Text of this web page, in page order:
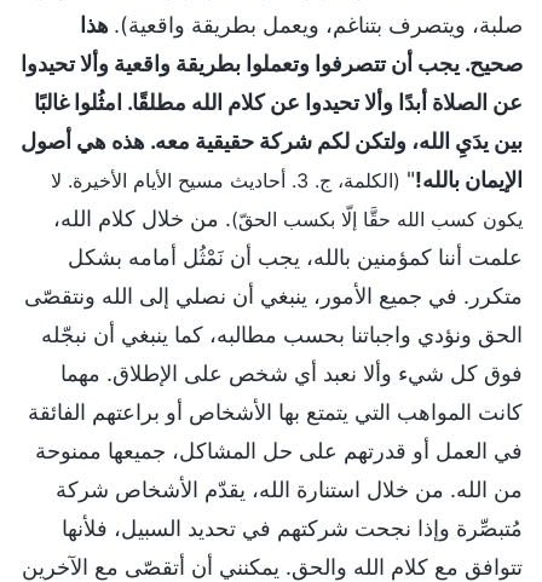
صلبة، ويتصرف بتناغم، ويعمل بطريقة واقعية). هذا
صحيح. يجب أن تتصرفوا وتعملوا بطريقة واقعية وألا تحيدوا
عن الصلاة أبدًا وألا تحيدوا عن كلام الله مطلقًا. امثُلوا غالبًا
بين يدَيِ الله، ولتكن لكم شركة حقيقية معه. هذه هي أصول
الإيمان بالله!"
(الكلمة، ج. 3. أحاديث مسيح الأيام الأخيرة. لا
يكون كسب الله حقَّا إلّا بكسب الحقّ). من خلال كلام الله،
علمت أننا كمؤمنين بالله، يجب أن نَمْثُل أمامه بشكل
متكرر. في جميع الأمور، ينبغي أن نصلي إلى الله ونتقصّى
الحق ونؤدي واجباتنا بحسب مطالبه، كما ينبغي أن نبجّله
فوق كل شيء وألا نعبد أي شخص على الإطلاق. مهما
كانت المواهب التي يتمتع بها الأشخاص أو براعتهم الفائقة
في العمل أو قدرتهم على حل المشاكل، جميعها ممنوحة
من الله. من خلال استنارة الله، يقدّم الأشخاص شركة
مُتبصِّرة وإذا نجحت شركتهم في تحديد السبيل، فلأنها
تتوافق مع كلام الله والحق. يمكنني أن أتقصّى مع الآخرين